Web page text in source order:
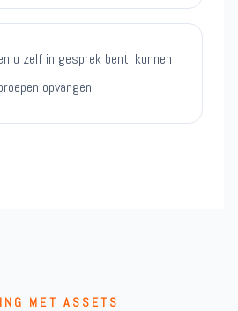
u zelf in gesprek bent, kunnen
opvangen.
MET ASSETS